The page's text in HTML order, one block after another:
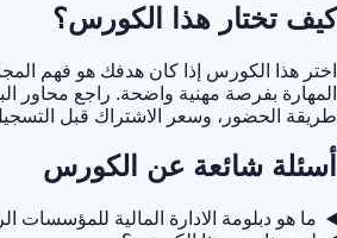
كيف تختار هذا الكورس؟
اختر هذا الكورس إذا كان هدفك هو فهم
المهارة بفرصة مهنية واضحة. راجع محاور
طريقة الحضور، وسعر الاشتراك قبل
أسئلة شائعة عن الكورس
ما هو دبلومة الادارة المالية للمؤسسات